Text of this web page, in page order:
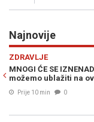
Najnovije
simptome
MUK